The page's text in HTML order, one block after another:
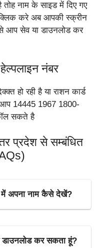
नाम के साइड में दिए गए
करे अब आपकी स्क्रीन
आप सेव या डाउनलोड कर
नंबर
हो रही है या राशन कार्ड
आप 14445 1967 1800-
सकते है
प्रदेश से सम्बंधित
में अपना नाम कैसे देखें?
कर सकता हूं?